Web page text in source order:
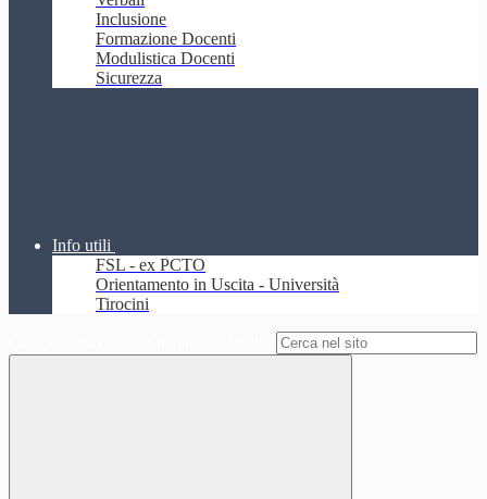
Inclusione
Formazione Docenti
Modulistica Docenti
Sicurezza
Info utili
FSL - ex PCTO
Orientamento in Uscita - Università
Tirocini